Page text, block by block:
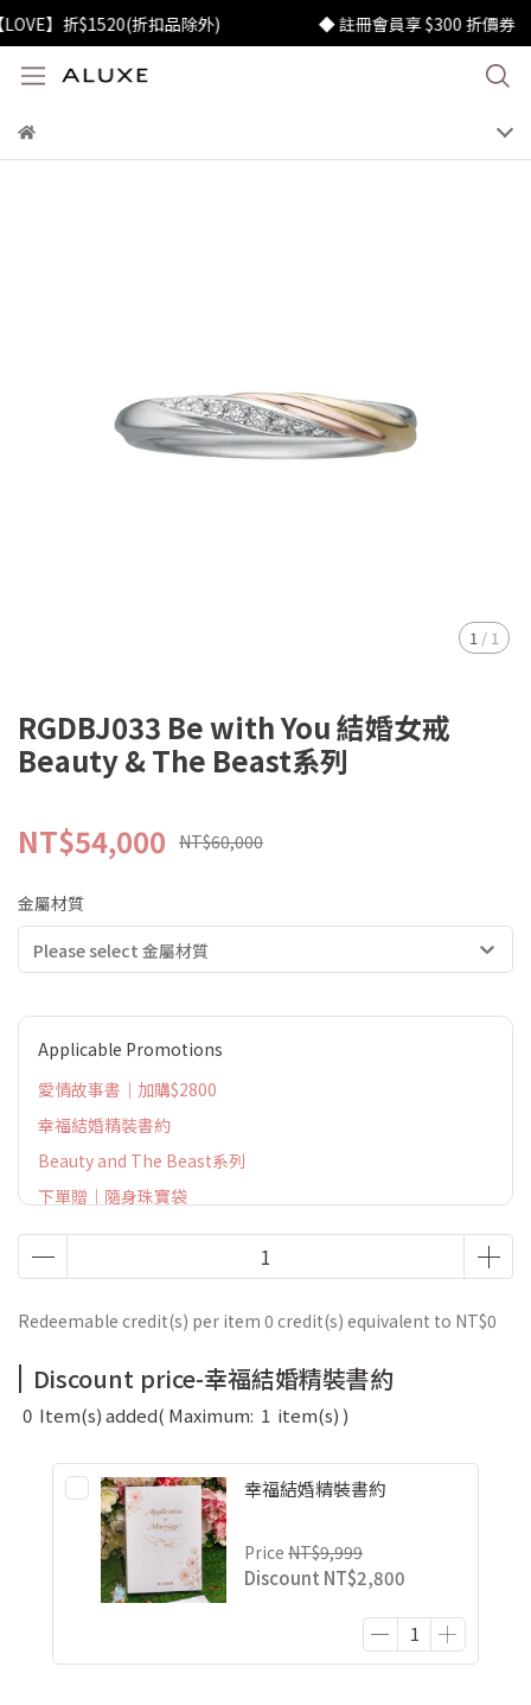
】折$1520(折扣品除外) ◆ 註冊會員享 $300 折價券
1 / 1
RGDBJ033 Be with You 結婚女戒
Beauty & The Beast系列
NT$54,000 NT$60,000
金屬材質
Please select 金屬材質
Applicable Promotions
愛情故事書｜加購$2800
幸福結婚精裝書約
Beauty and The Beast系列
下單贈｜隨身珠寶袋
Redeemable credit(s) per item 0 credit(s) equivalent to NT$0
Discount price-幸福結婚精裝書約
0 Item(s) added( Maximum: 1 item(s) )
幸福結婚精裝書約
Price NT$9,999
Discount NT$2,800